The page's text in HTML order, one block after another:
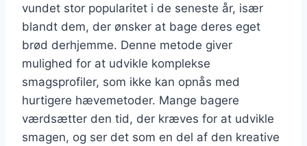
vundet stor popularitet i de seneste år, især
blandt dem, der ønsker at bage deres eget
brød derhjemme. Denne metode giver
mulighed for at udvikle komplekse
smagsprofiler, som ikke kan opnås med
hurtigere hævemetoder. Mange bagere
værdsætter den tid, der kræves for at udvikle
smagen, og ser det som en del af den kreative